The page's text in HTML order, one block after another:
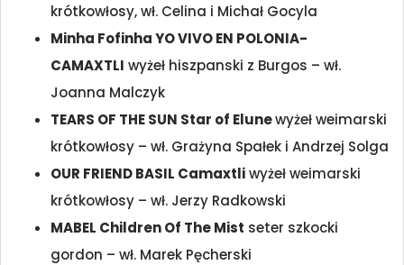
krótkowłosy, wł. Celina i Michał Gocyla
Minha Fofinha YO VIVO EN POLONIA-
CAMAXTLI wyżeł hiszpanski z Burgos – wł.
Joanna Malczyk
TEARS OF THE SUN Star of Elunewyżeł weimarski
krótkowłosy – wł. Grażyna Spałek i Andrzej Solga
OUR FRIEND BASIL Camaxtliwyżeł weimarski
krótkowłosy – wł. Jerzy Radkowski
MABEL Children Of The Mist seter szkocki
gordon – wł. Marek Pęcherski